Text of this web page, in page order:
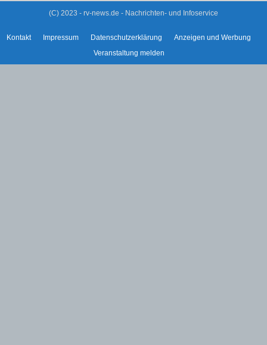
(C) 2023 - rv-news.de - Nachrichten- und Infoservice
Kontakt Impressum Datenschutzerklärung
Anzeigen und Werbung
Veranstaltung melden